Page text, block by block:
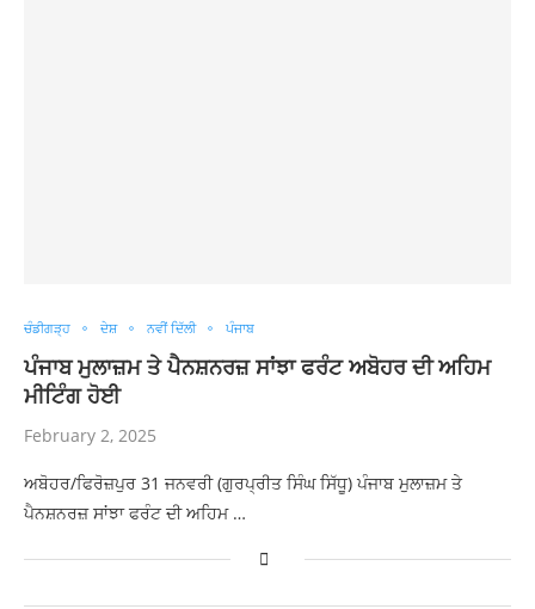
ਚੰਡੀਗੜ੍ਹ ਦੇਸ਼ ਨਵੀਂ ਦਿੱਲੀ ਪੰਜਾਬ
ਪੰਜਾਬ ਮੁਲਾਜ਼ਮ ਤੇ ਪੈਨਸ਼ਨਰਜ਼ ਸਾਂਝਾ ਫਰੰਟ ਅਬੋਹਰ ਦੀ ਅਹਿਮ
ਮੀਟਿੰਗ ਹੋਈ
February 2, 2025
ਅਬੋਹਰ/ਫਿਰੋਜ਼ਪੁਰ 31 ਜਨਵਰੀ (ਗੁਰਪ੍ਰੀਤ ਸਿੰਘ ਸਿੱਧੂ) ਪੰਜਾਬ ਮੁਲਾਜ਼ਮ ਤੇ
ਪੈਨਸ਼ਨਰਜ਼ ਸਾਂਝਾ ਫਰੰਟ ਦੀ ਅਹਿਮ …